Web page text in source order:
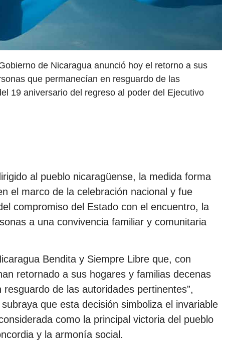
de Nicaragua anunció hoy el retorno a sus
que permanecían en resguardo de las
19 aniversario del regreso al poder del Ejecutivo
al pueblo nicaragüense, la medida forma
el marco de la celebración nacional y fue
compromiso del Estado con el encuentro, la
a una convivencia familiar y comunitaria
Bendita y Siempre Libre que, con
retornado a sus hogares y familias decenas
de las autoridades pertinentes”,
que esta decisión simboliza el invariable
como la principal victoria del pueblo
y la armonía social.